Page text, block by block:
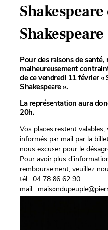
Shakespeare
Pour des raisons de santé,
malheureusement
dece vendredi 11 février «
Shakespeare ».
La représentation aura
20h.
Vos places restent
informés par mail par la
nous excuser pour le
Pour avoir plus
remboursement, veuillez
tél : 04 78 86 62 90
mail :